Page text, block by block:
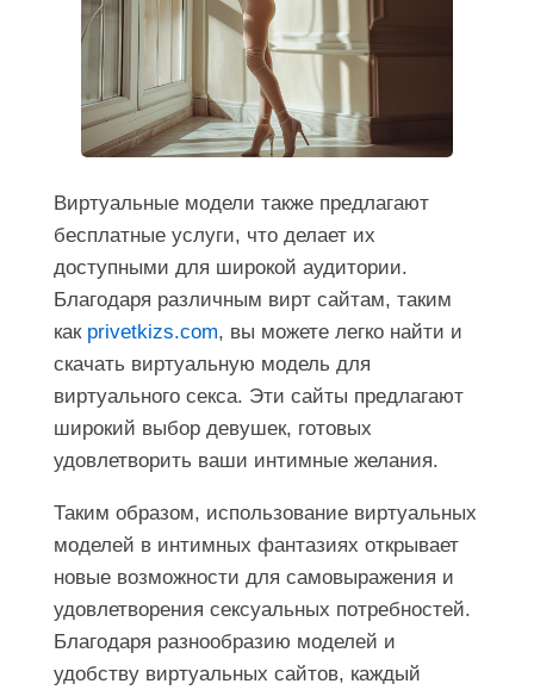
Виртуальные модели также предлагают
бесплатные услуги, что делает их
доступными для широкой аудитории.
Благодаря различным вирт сайтам, таким
как privetkizs.com, вы можете легко найти и
скачать виртуальную модель для
виртуального секса. Эти сайты предлагают
широкий выбор девушек, готовых
удовлетворить ваши интимные желания.
Таким образом, использование виртуальных
моделей в интимных фантазиях открывает
новые возможности для самовыражения и
удовлетворения сексуальных потребностей.
Благодаря разнообразию моделей и
удобству виртуальных сайтов, каждый